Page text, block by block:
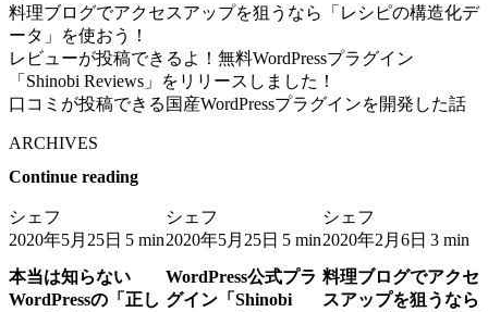
料理ブログでアクセスアップを狙うなら「レシピの構造化デ
ータ」を使おう！
レビューが投稿できるよ！無料WordPressプラグイン
「Shinobi Reviews」をリリースしました！
口コミが投稿できる国産WordPressプラグインを開発した話
ARCHIVES
Continue reading
シェフ
2020年5月25日 5 min
本当は知らない
WordPressの「正し
シェフ
2020年5月25日 5 min
WordPress公式プラ
グイン「Shinobi
シェフ
2020年2月6日 3 min
料理ブログでアクセ
スアップを狙うなら